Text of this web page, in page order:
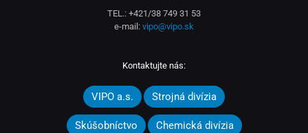
TEL.: +421/38 749 31 53
e-mail: vipo@vipo.sk
Kontaktujte nás:
VIPO a.s. Strojná divízia
Skúšobníctvo Chemická divízia